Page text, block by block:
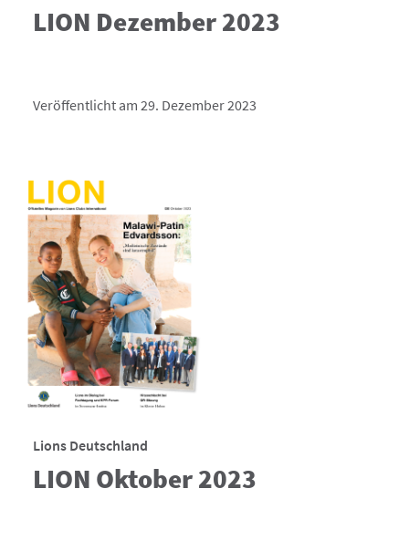
LION Dezember 2023
Veröffentlicht am 29. Dezember 2023
Lions Deutschland
LION Oktober 2023